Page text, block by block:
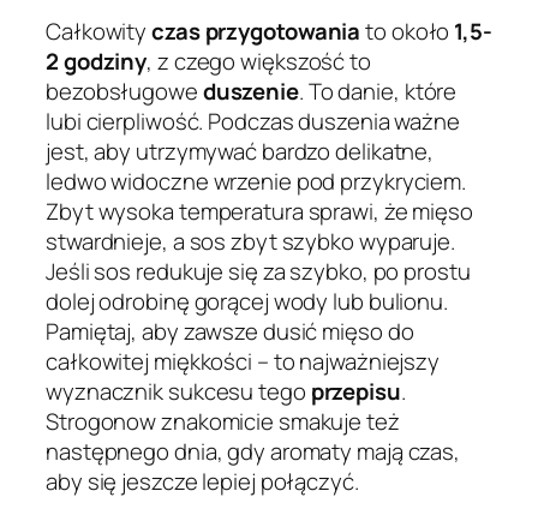
Całkowityczas przygotowaniato około 1,5-
2 godziny, z czego większość to
bezobsługoweduszenie. To danie, które
lubi cierpliwość. Podczas duszenia ważne
jest, aby utrzymywać bardzo delikatne,
ledwo widoczne wrzenie pod przykryciem.
Zbyt wysoka temperatura sprawi, że mięso
stwardnieje, a sos zbyt szybko wyparuje.
Jeśli sos redukuje się za szybko, po prostu
dolej odrobinę gorącej wody lub bulionu.
Pamiętaj, aby zawsze dusić mięso do
całkowitej miękkości – to najważniejszy
wyznacznik sukcesu tego przepisu.
Strogonow znakomicie smakuje też
następnego dnia, gdy aromaty mają czas,
aby się jeszcze lepiej połączyć.